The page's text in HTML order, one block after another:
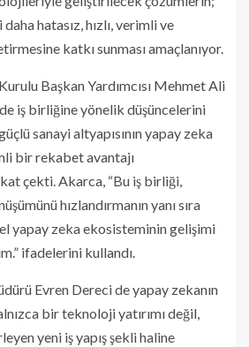
hatasız, hızlı, verimli ve
katkı sunması amaçlanıyor.
Başkan Yardımcısı Mehmet Ali
iş birliğine yönelik düşüncelerini
sanayi altyapısının yapay zeka
bir rekabet avantajı
çekti. Akarca, “Bu iş birliği,
hızlandırmanın yanı sıra
yapay zeka ekosisteminin gelişimi
ifadelerini kullandı.
Evren Dereci de yapay zekanın
bir teknoloji yatırımı değil,
yeni iş yapış şekli haline